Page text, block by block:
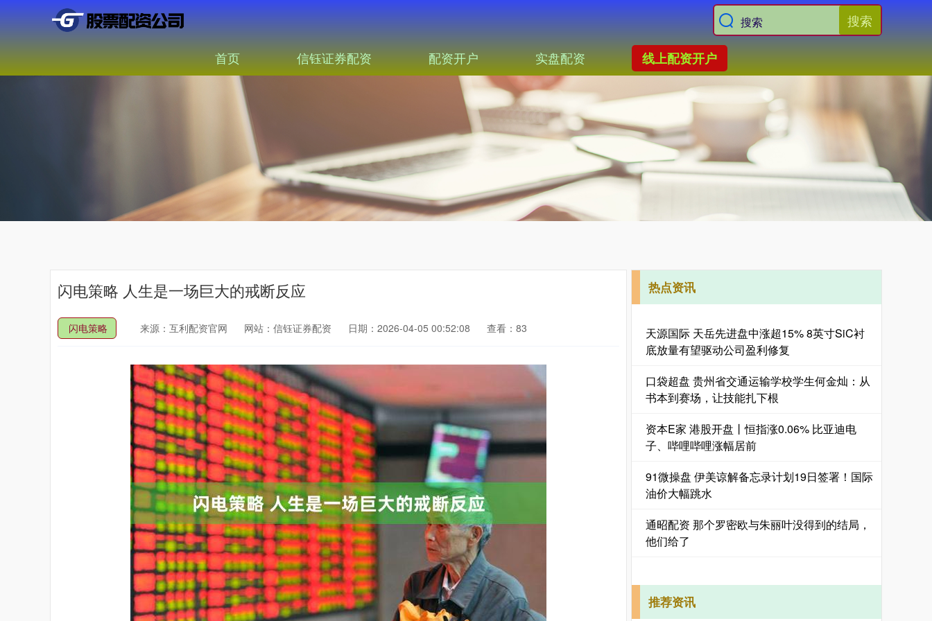
搜索
首页 信钰证券配资 配资开户 实盘配资 线上配资开户
闪电策略 人生是一场巨大的戒断反应
闪电策略 来源：互利配资官网 网站：信钰证券配资 日期：2026-04-05 00:52:08 查看：83
热点资讯
天源国际 天岳先进盘中涨超15% 8英寸SiC衬
底放量有望驱动公司盈利修复
口袋超盘 贵州省交通运输学校学生何金灿：从
书本到赛场，让技能扎下根
资本E家 港股开盘丨恒指涨0.06% 比亚迪电
子、哔哩哔哩涨幅居前
91微操盘 伊美谅解备忘录计划19日签署！国际
油价大幅跳水
通昭配资 那个罗密欧与朱丽叶没得到的结局，
他们给了
推荐资讯